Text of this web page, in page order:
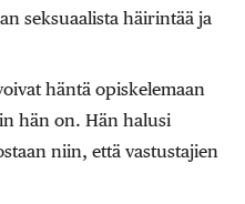
seksuaalista häirintää ja
häntä opiskelemaan
hän on. Hän halusi
niin, että vastustajien